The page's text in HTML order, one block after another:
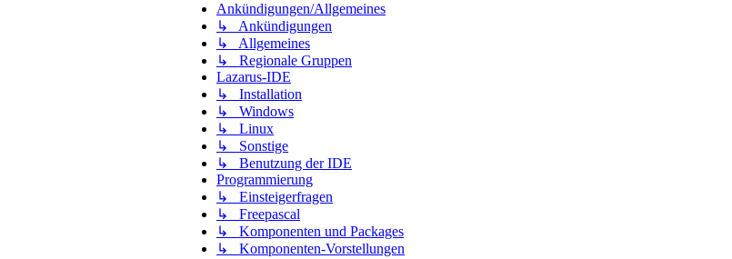
Ankündigungen/Allgemeines
↳ Ankündigungen
↳ Allgemeines
↳ Regionale Gruppen
Lazarus-IDE
↳ Installation
↳ Windows
↳ Linux
↳ Sonstige
↳ Benutzung der IDE
Programmierung
↳ Einsteigerfragen
↳ Freepascal
↳ Komponenten und Packages
↳ Komponenten-Vorstellungen